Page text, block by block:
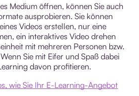
Medium öffnen, können Sie auch
ausprobieren. Sie können
Videos erstellen, nur eine
ein interaktives Video drehen
mit mehreren Personen bzw.
Sie mit Eifer und Spaß dabei
davon profitieren.
wie Sie Ihr E-Learning-Angebot